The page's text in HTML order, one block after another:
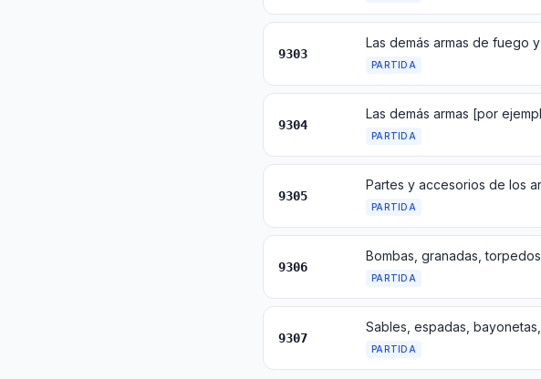
9303
PARTIDA
9304
PARTIDA
9305
Partes y accesorios de los
PARTIDA
9306
PARTIDA
9307
Sables, espadas,
PARTIDA